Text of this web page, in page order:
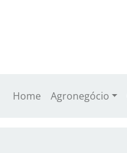
Home Agronegócio